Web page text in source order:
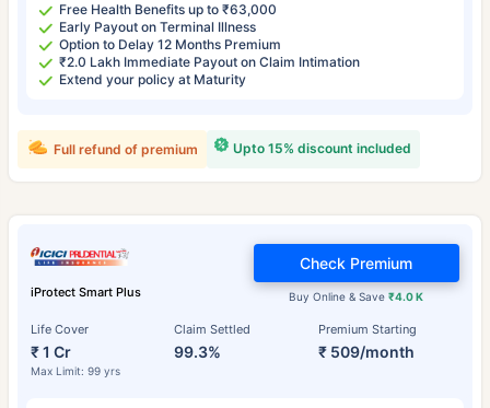
Free Health Benefits up to ₹63,000
Early Payout on Terminal Illness
Option to Delay 12 Months Premium
₹2.0 Lakh Immediate Payout on Claim Intimation
Extend your policy at Maturity
Upto 15% discount included
Full refund of premium
iProtect Smart Plus
Life Cover
₹ 1 Cr
Max Limit: 99 yrs
Claim Settled
99.3%
Premium Starting
₹ 509/month
Buy Online & Save₹4.0 K
Check Premium